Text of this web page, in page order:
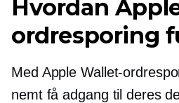
Hvordan
ordresporing
Med Apple Wallet-
nemt få adgang til deres